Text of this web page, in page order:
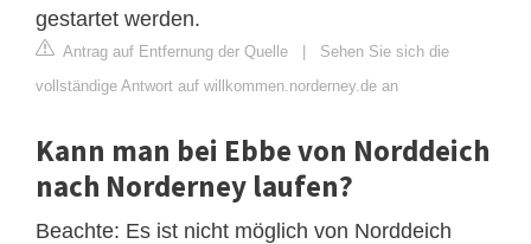
gestartet werden.
Antrag auf Entfernung der Quelle | Sehen Sie sich die
vollständige Antwort auf willkommen.norderney.de an
Kann man bei Ebbe von Norddeich
nach Norderney laufen?
Beachte: Es ist nicht möglich von Norddeich